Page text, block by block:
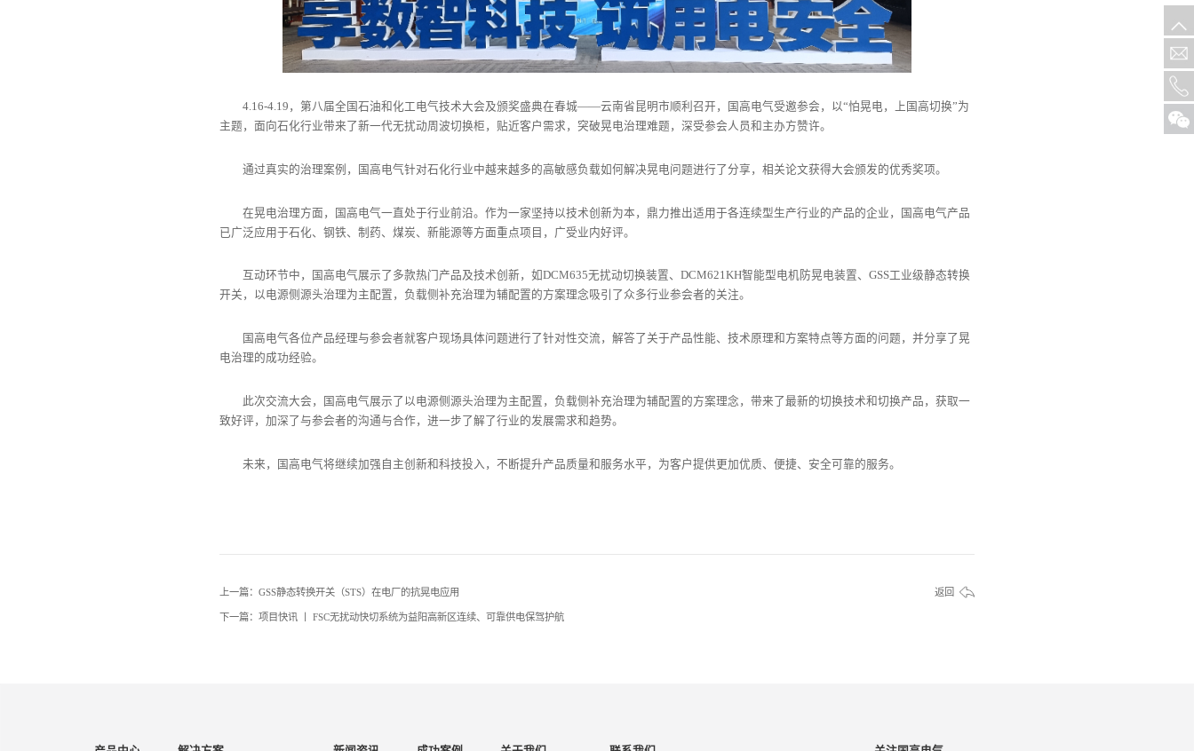
4.16-4.19，第八届全国石油和化工电气技术大会及颁奖盛典在春城——云南省昆明市顺利召开，国高电气受邀参会，以“怕晃电，上国高切换”为
主题，面向石化行业带来了新一代无扰动周波切换柜，贴近客户需求，突破晃电治理难题，深受参会人员和主办方赞许。
通过真实的治理案例，国高电气针对石化行业中越来越多的高敏感负载如何解决晃电问题进行了分享，相关论文获得大会颁发的优秀奖项。
在晃电治理方面，国高电气一直处于行业前沿。作为一家坚持以技术创新为本，鼎力推出适用于各连续型生产行业的产品的企业，国高电气产品
已广泛应用于石化、钢铁、制药、煤炭、新能源等方面重点项目，广受业内好评。
互动环节中，国高电气展示了多款热门产品及技术创新，如DCM635无扰动切换装置、DCM621KH智能型电机防晃电装置、GSS工业级静态转换
开关，以电源侧源头治理为主配置，负载侧补充治理为辅配置的方案理念吸引了众多行业参会者的关注。
国高电气各位产品经理与参会者就客户现场具体问题进行了针对性交流，解答了关于产品性能、技术原理和方案特点等方面的问题，并分享了晃
电治理的成功经验。
此次交流大会，国高电气展示了以电源侧源头治理为主配置，负载侧补充治理为辅配置的方案理念，带来了最新的切换技术和切换产品，获取一
致好评，加深了与参会者的沟通与合作，进一步了解了行业的发展需求和趋势。
未来，国高电气将继续加强自主创新和科技投入，不断提升产品质量和服务水平，为客户提供更加优质、便捷、安全可靠的服务。
返回
上一篇：GSS静态转换开关（STS）在电厂的抗晃电应用
下一篇：项目快讯 丨 FSC无扰动快切系统为益阳高新区连续、可靠供电保驾护航